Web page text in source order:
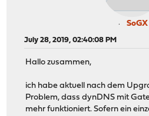
SoGX
July 28, 2019, 02:40:08 PM
Hallo zusammen,
ich habe aktuell nach dem
Problem, dass dynDNS mit
mehr funktioniert. Sofern ein